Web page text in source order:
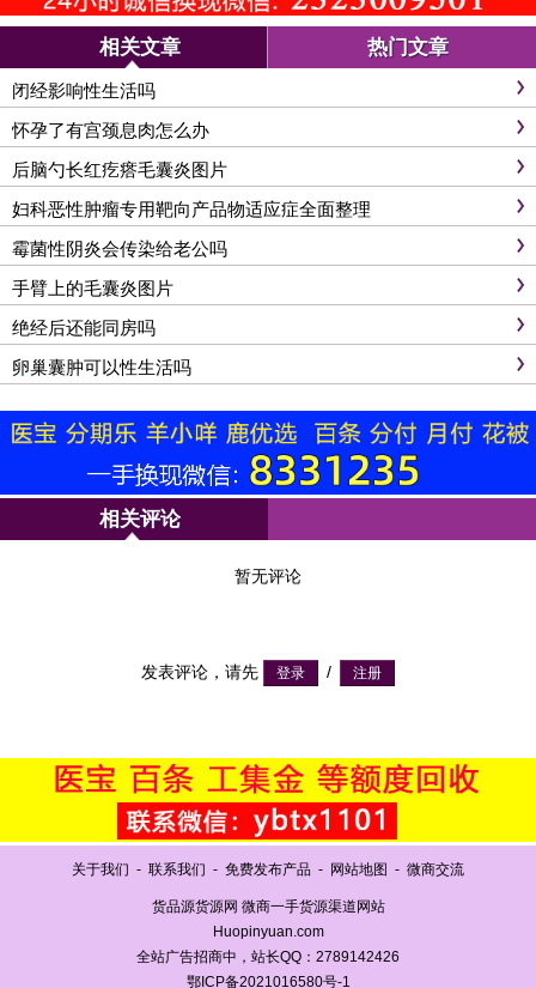
相关文章 热门文章
闭经影响性生活吗
怀孕了有宫颈息肉怎么办
后脑勺长红疙瘩毛囊炎图片
妇科恶性肿瘤专用靶向产品物适应症全面整理
霉菌性阴炎会传染给老公吗
手臂上的毛囊炎图片
绝经后还能同房吗
卵巢囊肿可以性生活吗
相关评论
暂无评论
发表评论，请先 /
关于我们 - 联系我们 - 免费发布产品 - 网站地图 - 微商交流
货品源货源网 微商一手货源渠道网站
Huopinyuan.com
全站广告招商中，站长QQ：2789142426
鄂ICP备2021016580号-1